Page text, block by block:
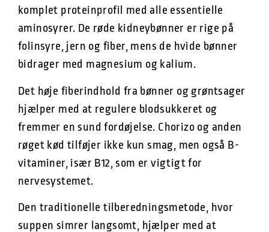
komplet proteinprofil med alle essentielle
aminosyrer. De røde kidneybønner er rige på
folinsyre, jern og fiber, mens de hvide bønner
bidrager med magnesium og kalium.
Det høje fiberindhold fra bønner og grøntsager
hjælper med at regulere blodsukkeret og
fremmer en sund fordøjelse. Chorizo og anden
røget kød tilføjer ikke kun smag, men også B-
vitaminer, især B12, som er vigtigt for
nervesystemet.
Den traditionelle tilberedningsmetode, hvor
suppen simrer langsomt, hjælper med at